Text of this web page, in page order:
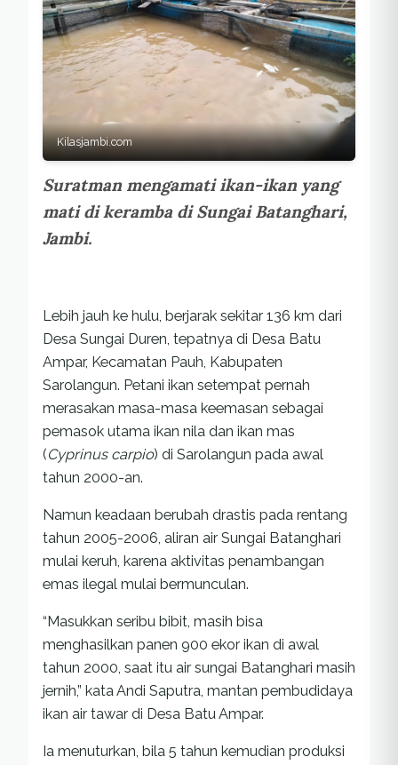
Kilasjambi.com
Suratman mengamati ikan-ikan yang
mati di keramba di Sungai Batanghari,
Jambi.
Lebih jauh ke hulu, berjarak sekitar 136 km dari
Desa Sungai Duren, tepatnya di Desa Batu
Ampar, Kecamatan Pauh, Kabupaten
Sarolangun. Petani ikan setempat pernah
merasakan masa-masa keemasan sebagai
pemasok utama ikan nila dan ikan mas
(Cyprinus carpio) di Sarolangun pada awal
tahun 2000-an.
Namun keadaan berubah drastis pada rentang
tahun 2005-2006, aliran air Sungai Batanghari
mulai keruh, karena aktivitas penambangan
emas ilegal mulai bermunculan.
“Masukkan seribu bibit, masih bisa
menghasilkan panen 900 ekor ikan di awal
tahun 2000, saat itu air sungai Batanghari masih
jernih,” kata Andi Saputra, mantan pembudidaya
ikan air tawar di Desa Batu Ampar.
Ia menuturkan, bila 5 tahun kemudian produksi